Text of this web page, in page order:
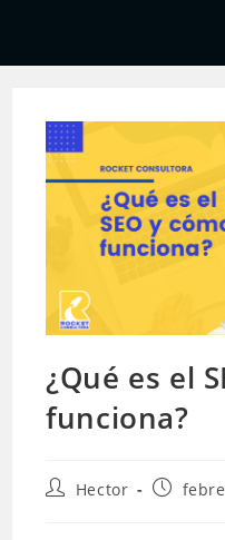
¿Qué es el
funciona?
Hector